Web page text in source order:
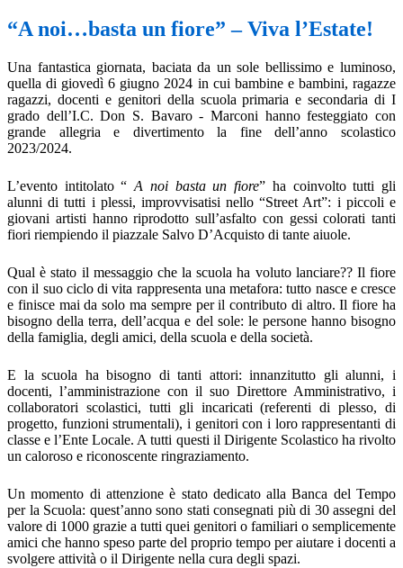
“A noi…basta un fiore” – Viva l’Estate!
Una fantastica giornata, baciata da un sole bellissimo e luminoso,
quella di giovedì 6 giugno 2024 in cui bambine e bambini, ragazze
ragazzi, docenti e genitori della scuola primaria e secondaria di I
grado dell’I.C. Don S. Bavaro - Marconi hanno festeggiato con
grande allegria e divertimento la fine dell’anno scolastico
2023/2024.
L’evento intitolato “A noi basta un fiore” ha coinvolto tutti gli
alunni di tutti i plessi, improvvisatisi nello “Street Art”: i piccoli e
giovani artisti hanno riprodotto sull’asfalto con gessi colorati tanti
fiori riempiendo il piazzale Salvo D’Acquisto di tante aiuole.
Qual è stato il messaggio che la scuola ha voluto lanciare?? Il fiore
con il suo ciclo di vita rappresenta una metafora:tutto nasce e cresce
e finisce mai da solo ma sempre per il contributo di altro. Il fiore ha
bisogno della terra, dell’acqua e del sole: le persone hanno bisogno
della famiglia, degli amici, della scuola e della società.
E la scuola ha bisogno di tanti attori: innanzitutto gli alunni, i
docenti, l’amministrazione con il suo Direttore Amministrativo, i
collaboratori scolastici, tutti gli incaricati (referenti di plesso, di
progetto, funzioni strumentali), i genitori con i loro rappresentanti di
classe e l’Ente Locale. A tutti questi il Dirigente Scolastico ha rivolto
un caloroso e riconoscente ringraziamento.
Un momento di attenzione è stato dedicato alla Banca del Tempo
per la Scuola: quest’anno sono stati consegnati più di 30 assegni del
valore di 1000 grazie a tutti quei genitori o familiari o semplicemente
amici che hanno speso parte del proprio tempo per aiutare i docenti a
svolgere attività o il Dirigente nella cura degli spazi.